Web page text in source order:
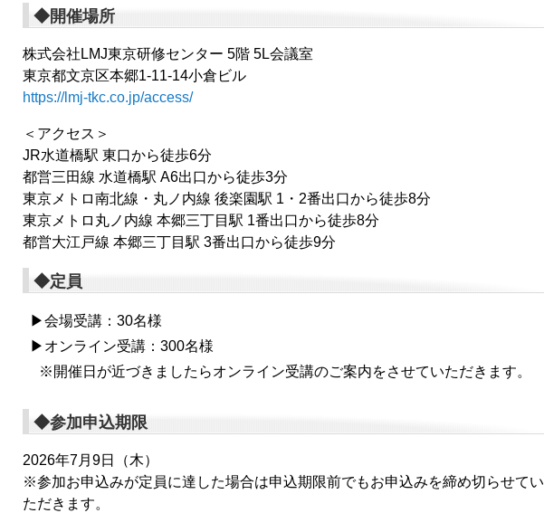
◆開催場所
株式会社LMJ東京研修センター 5階 5L会議室
東京都文京区本郷1-11-14小倉ビル
https://lmj-tkc.co.jp/access/
＜アクセス＞
JR水道橋駅 東口から徒歩6分
都営三田線 水道橋駅 A6出口から徒歩3分
東京メトロ南北線・丸ノ内線 後楽園駅 1・2番出口から徒歩8分
東京メトロ丸ノ内線 本郷三丁目駅 1番出口から徒歩8分
都営大江戸線 本郷三丁目駅 3番出口から徒歩9分
◆定員
▶会場受講：30名様
▶オンライン受講：300名様
※開催日が近づきましたらオンライン受講のご案内をさせていただきます。
◆参加申込期限
2026年7月9日（木）
※参加お申込みが定員に達した場合は申込期限前でもお申込みを締め切らせてい
ただきます。